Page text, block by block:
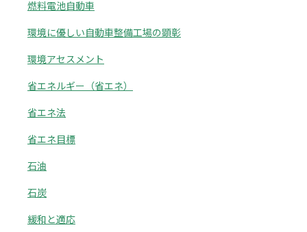
燃料電池自動車
環境に優しい自動車整備工場の顕彰
環境アセスメント
省エネルギー（省エネ）
省エネ法
省エネ目標
石油
石炭
緩和と適応